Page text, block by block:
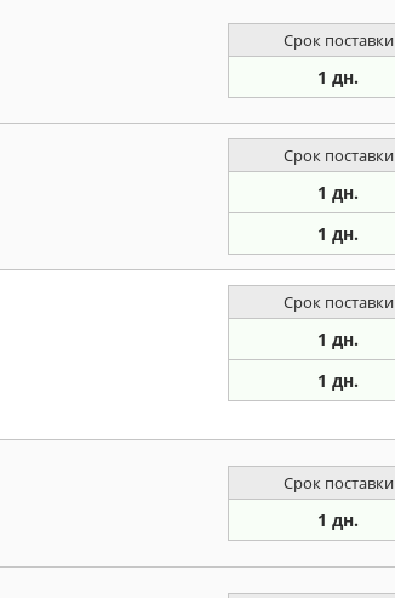
Срок поставки
1 дн.
Срок поставки
1 дн.
1 дн.
Срок поставки
1 дн.
1 дн.
Срок поставки
1 дн.